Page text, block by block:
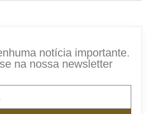
notícia importante.
na nossa newsletter